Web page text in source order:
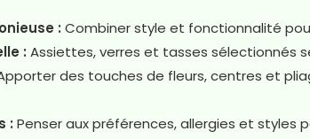
: Combiner style et fonctionnalité
: Assiettes, verres et tasses sélectionnés
des touches de fleurs, centres et
: Penser aux préférences, allergies et styles